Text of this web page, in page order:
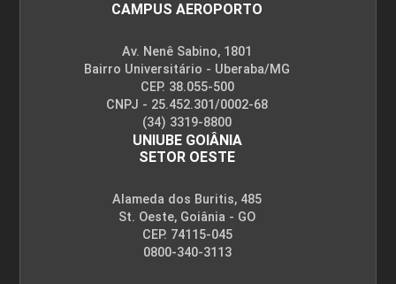
CAMPUS AEROPORTO
Av. Nenê Sabino, 1801
Bairro Universitário - Uberaba/MG
CEP. 38.055-500
CNPJ - 25.452.301/0002-68
(34) 3319-8800
UNIUBE GOIÂNIA
SETOR OESTE
Alameda dos Buritis, 485
St. Oeste, Goiânia - GO
CEP. 74115-045
0800-340-3113